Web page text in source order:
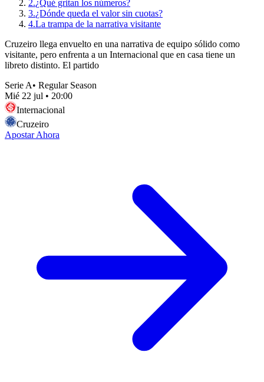
2.¿Qué gritan los números?
3.¿Dónde queda el valor sin cuotas?
4.La trampa de la narrativa visitante
Cruzeiro llega envuelto en una narrativa de equipo sólido como
visitante, pero enfrenta a un Internacional que en casa tiene un
libreto distinto. El partido
Serie A• Regular Season
Mié 22 jul • 20:00
Internacional
Cruzeiro
Apostar Ahora